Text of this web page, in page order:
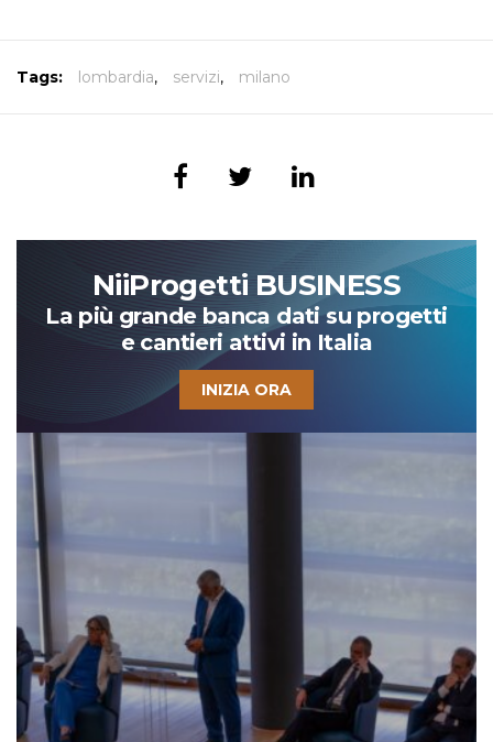
Tags: lombardia, servizi, milano
NiiProgetti BUSINESS
La più grande banca dati su progetti
e cantieri attivi in Italia
INIZIA ORA